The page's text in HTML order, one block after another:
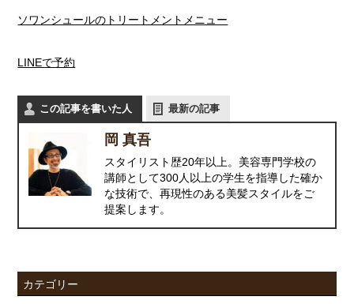
ソワンシュールのトリートメントメニュー
LINEで予約
この記事を書いた人 最新の記事
岡 真吾
スタイリスト歴20年以上。美容専門学校の
講師として300人以上の学生を指導した確か
な技術で、再現性のある美髪スタイルをご
提案します。
カテゴリー